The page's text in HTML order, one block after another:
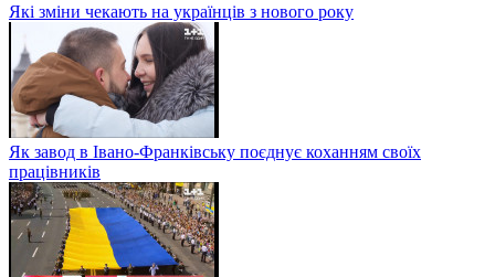
Які зміни чекають на українців з нового року
Як завод в Івано-Франківську поєднує коханням своїх
працівників